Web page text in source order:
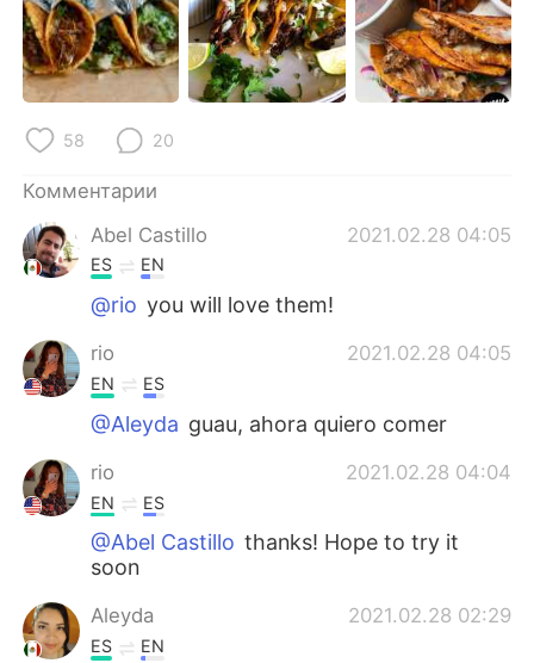
繁體中文 Español
العربية Français
Deutsch
한국어
Indonesia
Türkçe Tiếng Việt
Português
58 20
Комментарии
Abel Castillo
2021.02.28 04:05
ES EN
@rio you will love them!
rio 2021.02.28 04:05
EN ES
@Aleyda guau, ahora quiero comer
rio 2021.02.28 04:04
EN ES
@Abel Castillo thanks! Hope to try it
soon
Aleyda 2021.02.28 02:29
ES EN